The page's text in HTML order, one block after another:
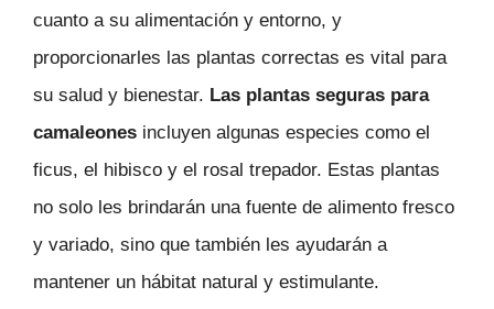
cuanto a su alimentación y entorno, y
proporcionarles las plantas correctas es vital para
su salud y bienestar. Las plantas seguras para
camaleones incluyen algunas especies como el
ficus, el hibisco y el rosal trepador. Estas plantas
no solo les brindarán una fuente de alimento fresco
y variado, sino que también les ayudarán a
mantener un hábitat natural y estimulante.